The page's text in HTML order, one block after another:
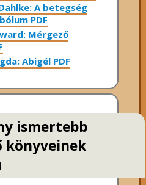
A betegség
PDF
Mérgező
Abigél PDF
ismertebb
könyveinek